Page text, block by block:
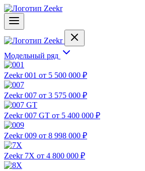
Модельный ряд
Zeekr 001 от 5 500 000 ₽
Zeekr 007 от 3 575 000 ₽
Zeekr 007 GT от 5 400 000 ₽
Zeekr 009 от 8 998 000 ₽
Zeekr 7X от 4 800 000 ₽